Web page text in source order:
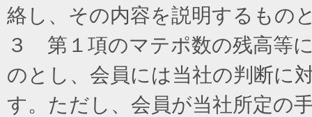
絡し、その内容を説明するもの
３ 第１項のマテポ数の残高等
のとし、会員には当社の判断に
す。ただし、会員が当社所定の